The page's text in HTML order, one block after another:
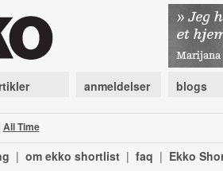
anmeldelser blogs
All Time
| om ekko shortlist | faq | Ekko